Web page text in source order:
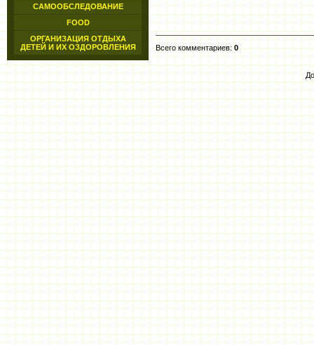
САМООБСЛЕДОВАНИЕ
FOOD
ОРГАНИЗАЦИЯ ОТДЫХА
ДЕТЕЙ И ИХ ОЗДОРОВЛЕНИЯ
Всего комментариев:0